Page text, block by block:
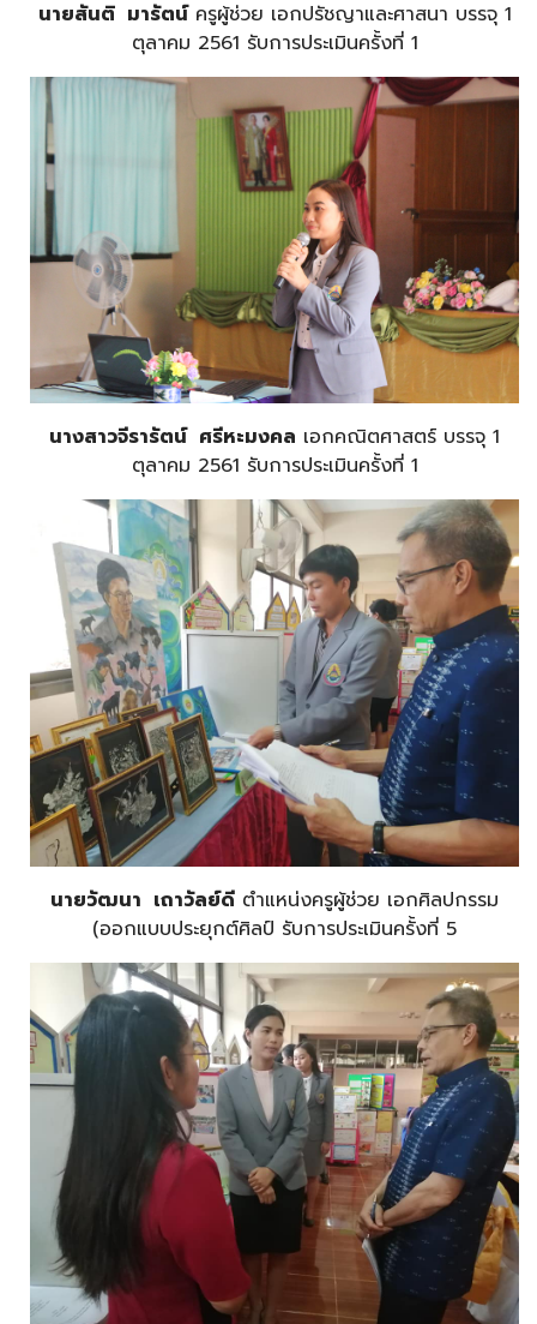
นายสันติ มารัตน์ครูผู้ช่วย เอกปรัชญาและศาสนา บรรจุ 1
ตุลาคม 2561 รับการประเมินครั้งที่ 1
นางสาวจีรารัตน์ ศรีหะมงคล เอกคณิตศาสตร์ บรรจุ 1
ตุลาคม 2561 รับการประเมินครั้งที่ 1
นายวัฒนา เถาวัลย์ดี ตำแหน่งครูผู้ช่วย เอกศิลปกรรม
(ออกแบบประยุกต์ศิลป์ รับการประเมินครั้งที่ 5